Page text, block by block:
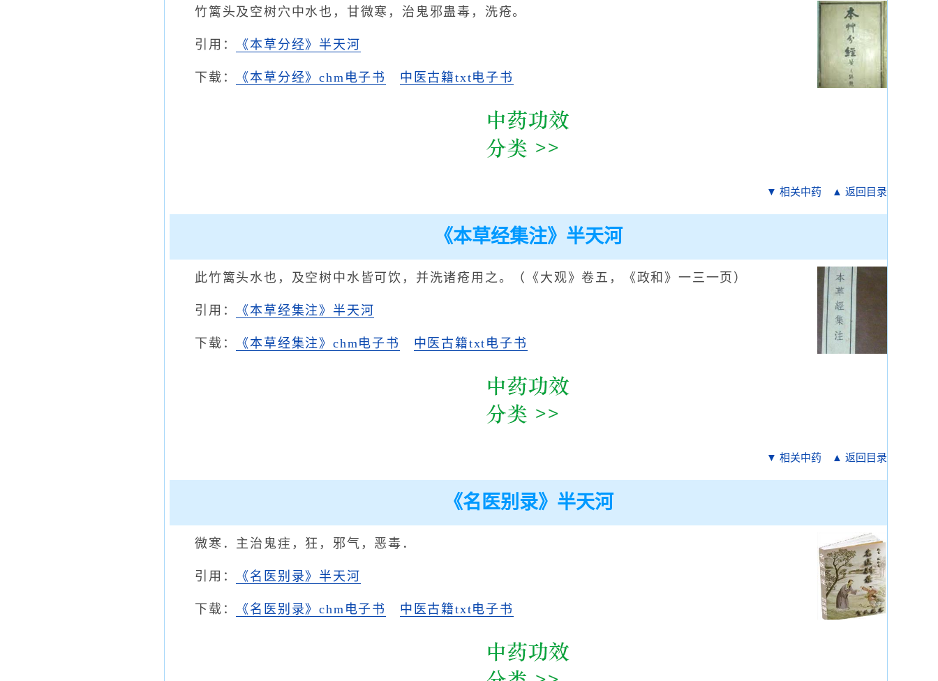
竹篱头及空树穴中水也，甘微寒，治鬼邪蛊毒，洗疮。
引用： 《本草分经》半天河
下载： 《本草分经》chm电子书 中医古籍txt电子书
▼ 相关中药 ▲ 返回目录
《本草经集注》半天河
此竹篱头水也，及空树中水皆可饮，并洗诸疮用之。（《大观》卷五，《政和》一三一页）
引用： 《本草经集注》半天河
下载： 《本草经集注》chm电子书 中医古籍txt电子书
▼ 相关中药 ▲ 返回目录
《名医别录》半天河
微寒．主治鬼疰，狂，邪气，恶毒．
引用： 《名医别录》半天河
下载： 《名医别录》chm电子书 中医古籍txt电子书